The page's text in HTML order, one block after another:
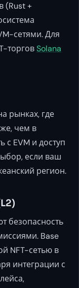
(Rust +
сетями. Для
торговSolana
рынках, где
чем в
с EVM и доступ
если ваш
регион.
безопасность
Base
NFT-сетью в
интеграции с